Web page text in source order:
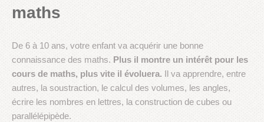
maths
De 6 à 10 ans, votre enfant va acquérir une bonne
connaissance des maths. Plus il montre un intérêt pour les
cours de maths, plus vite il évoluera. Il va apprendre, entre
autres, la soustraction, le calcul des volumes, les angles,
écrire les nombres en lettres, la construction de cubes ou
parallélépipède.